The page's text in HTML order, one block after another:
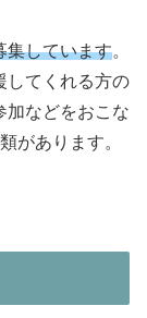
集しています。
してくれる方の
加などをおこな
があります。